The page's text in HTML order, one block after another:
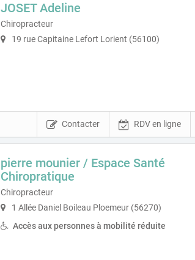
JOSET Adeline
Chiropracteur
19 rue Capitaine Lefort Lorient (56100)
RDV en ligne
Contacter
pierre mounier / Espace Santé
Chiropratique
Chiropracteur
1 Allée Daniel Boileau Ploemeur (56270)
Accès aux personnes à mobilité réduite